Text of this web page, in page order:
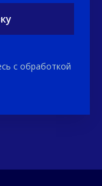
с обработкой